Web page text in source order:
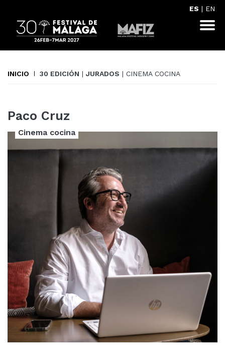
ES | EN
INICIO 30 EDICIÓN | JURADOS | CINEMA COCINA
Paco Cruz
Cinema cocina